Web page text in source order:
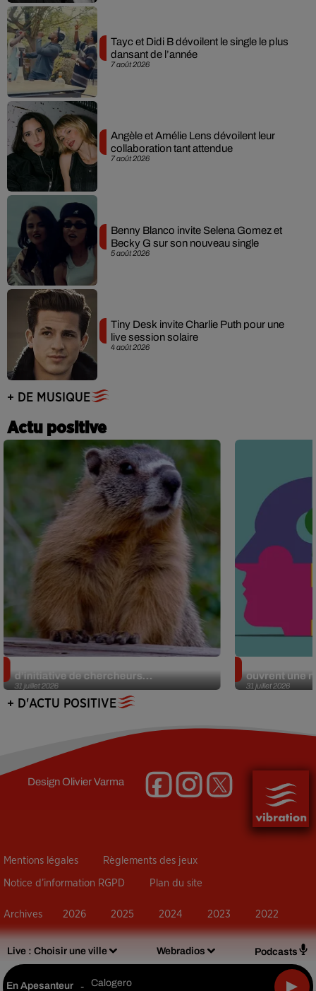
Live : Choisir une ville Webradios Podcasts
En Apesanteur - Calogero
7 août 2026
Tayc et Didi B dévoilent le single le plus
dansant de l’année
7 août 2026
Angèle et Amélie Lens dévoilent leur
collaboration tant attendue
5 août 2026
Benny Blanco invite Selena Gomez et
Becky G sur son nouveau single
4 août 2026
Tiny Desk invite Charlie Puth pour une
live session solaire
+ DE MUSIQUE
Actu positive
31 juillet 2026
d’initiative de chercheurs...
31 juillet 2026
ouvrent une
+ D'ACTU POSITIVE
DesignOlivier Varma
Mentions légales Règlements des jeux
Notice d’information RGPD Plan du site
Archives 2026 2025 2024 2023 2022